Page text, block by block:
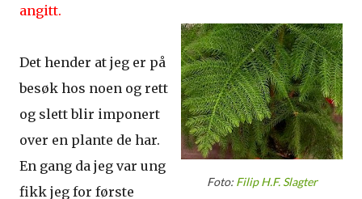
angitt.
Foto: Filip H.F. Slagter
Det hender at jeg er på
besøk hos noen og rett
og slett blir imponert
over en plante de har.
En gang da jeg var ung
fikk jeg for første